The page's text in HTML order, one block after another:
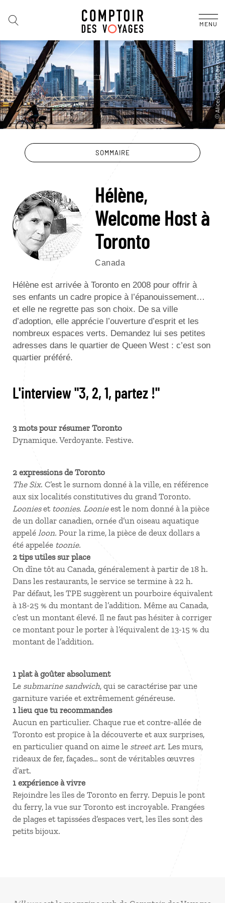
MENU
SOMMAIRE
Hélène,
Welcome Host à
Toronto
Canada
Hélène est arrivée à Toronto en 2008 pour offrir à
ses enfants un cadre propice à l’épanouissement…
et elle ne regrette pas son choix. De sa ville
d’adoption, elle apprécie l’ouverture d’esprit et les
nombreux espaces verts. Demandez lui ses petites
adresses dans le quartier de Queen West : c’est son
quartier préféré.
L'interview "3, 2, 1, partez !"
3 mots pour résumer Toronto
Dynamique. Verdoyante. Festive.
2 expressions de Toronto
The Six. C’est le surnom donné à la ville, en référence
aux six localités constitutives du grand Toronto.
Loonieset toonies. Loonieest le nom donné à la pièce
de un dollar canadien, ornée d’un oiseau aquatique
appelé loon. Pour la rime, la pièce de deux dollars a
été appelée toonie.
2 tips utiles sur place
On dîne tôt au Canada, généralement à partir de 18 h.
Dans les restaurants, le service se termine à 22 h.
Par défaut, les TPE suggèrent un pourboire équivalent
à 18-25 % du montant de l’addition. Même au Canada,
c’est un montant élevé. Il ne faut pas hésiter à corriger
ce montant pour le porter à l’équivalent de 13-15 % du
montant de l’addition.
1 plat à goûter absolument
Le submarine sandwich, qui se caractérise par une
garniture variée et extrêmement généreuse.
1 lieu que tu recommandes
Aucun en particulier. Chaque rue et contre-allée de
Toronto est propice à la découverte et aux surprises,
en particulier quand on aime le street art. Les murs,
rideaux de fer, façades… sont de véritables œuvres
d’art.
1 expérience à vivre
Rejoindre les îles de Toronto en ferry. Depuis le pont
du ferry, la vue sur Toronto est incroyable. Frangées
de plages et tapissées d’espaces vert, les îles sont des
petits bijoux.